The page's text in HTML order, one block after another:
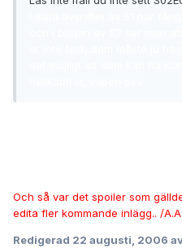
Och så var det spoiler som
edita fler kommande inlägg.. /A.A
Redigerad 22 augusti, 2006